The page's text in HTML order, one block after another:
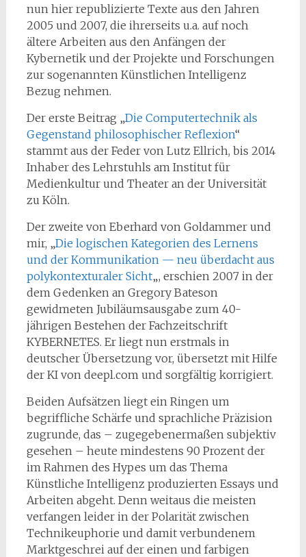
nun hier republizierte Texte aus den Jahren
2005 und 2007, die ihrerseits u.a. auf noch
ältere Arbeiten aus den Anfängen der
Kybernetik und der Projekte und Forschungen
zur sogenannten Künstlichen Intelligenz
Bezug nehmen.
Der erste Beitrag „Die Computertechnik als
Gegenstand philosophischer Reflexion“
stammt aus der Feder von Lutz Ellrich, bis 2014
Inhaber des Lehrstuhls am Institut für
Medienkultur und Theater an der Universität
zu Köln.
Der zweite von Eberhard von Goldammer und
mir, „Die logischen Kategorien des Lernens
und der Kommunikation — neu überdacht aus
polykontexturaler Sicht„, erschien 2007 in der
dem Gedenken an Gregory Bateson
gewidmeten Jubiläumsausgabe zum 40-
jährigen Bestehen der Fachzeitschrift
KYBERNETES. Er liegt nun erstmals in
deutscher Übersetzung vor, übersetzt mit Hilfe
der KI von deepl.com und sorgfältig korrigiert.
Beiden Aufsätzen liegt ein Ringen um
begriffliche Schärfe und sprachliche Präzision
zugrunde, das – zugegebenermaßen subjektiv
gesehen – heute mindestens 90 Prozent der
im Rahmen des Hypes um das Thema
Künstliche Intelligenz produzierten Essays und
Arbeiten abgeht. Denn weitaus die meisten
verfangen leider in der Polarität zwischen
Technikeuphorie und damit verbundenem
Marktgeschrei auf der einen und farbigen